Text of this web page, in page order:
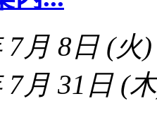
7月 8日 (火
7月 31日 (